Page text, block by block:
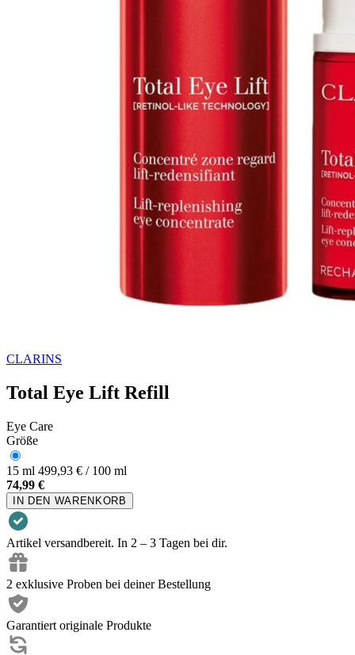
CLARINS
Total Eye Lift Refill
Eye Care
Größe
15 ml 499,93 € / 100 ml
74,99 €
IN DEN WARENKORB
Artikel versandbereit. In 2 – 3 Tagen bei dir.
2 exklusive Proben bei deiner Bestellung
Garantiert originale Produkte